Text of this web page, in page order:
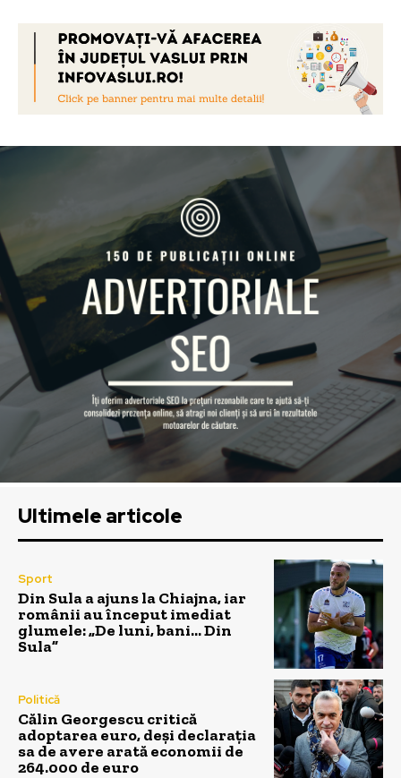
Ultimele articole
Sport
Din Sula a ajuns la Chiajna, iar
românii au început imediat
glumele: „De luni, bani… Din
Sula”
Politică
Călin Georgescu critică
adoptarea euro, deși declarația
sa de avere arată economii de
264.000 de euro